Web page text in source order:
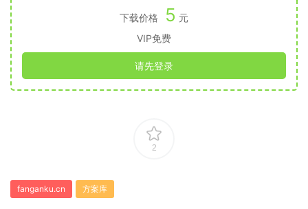
下载价格 5 元
VIP免费
请先登录
2
fanganku.cn 方案库